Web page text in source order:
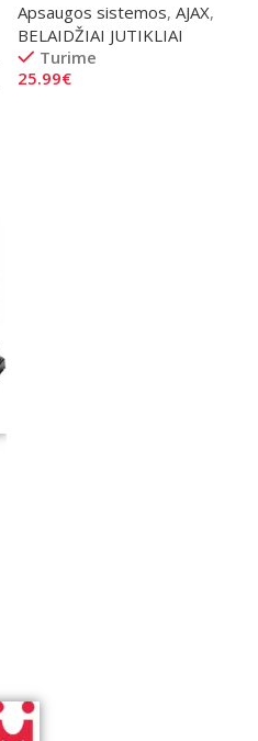
Apsaugos sistemos, AJAX,
BELAIDŽIAI JUTIKLIAI
Turime
25.99€